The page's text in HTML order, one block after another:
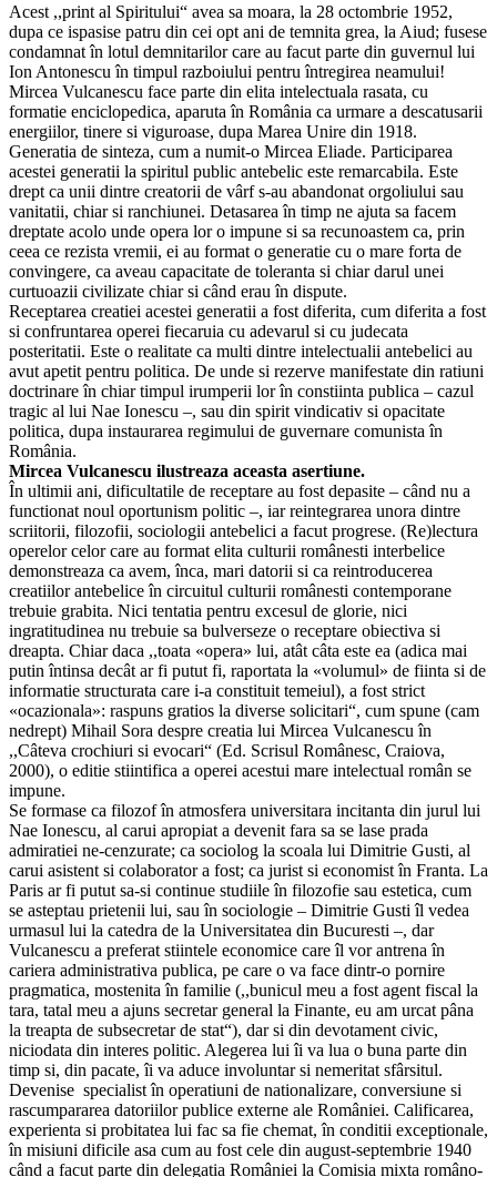
Acest ,,print al Spiritului“ avea sa moara, la 28 octombrie 1952,
dupa ce ispasise patru din cei opt ani de temnita grea, la Aiud; fusese
condamnat în lotul demnitarilor care au facut parte din guvernul lui
Ion Antonescu în timpul razboiului pentru întregirea neamului!
Mircea Vulcanescu face parte din elita intelectuala rasata, cu
formatie enciclopedica, aparuta în România ca urmare a descatusarii
energiilor, tinere si viguroase, dupa Marea Unire din 1918.
Generatia de sinteza, cum a numit-o Mircea Eliade. Participarea
acestei generatii la spiritul public antebelic este remarcabila. Este
drept ca unii dintre creatorii de vârf s-au abandonat orgoliului sau
vanitatii, chiar si ranchiunei. Detasarea în timp ne ajuta sa facem
dreptate acolo unde opera lor o impune si sa recunoastem ca, prin
ceea ce rezista vremii, ei au format o generatie cu o mare forta de
convingere, ca aveau capacitate de toleranta si chiar darul unei
curtuoazii civilizate chiar si când erau în dispute.
Receptarea creatiei acestei generatii a fost diferita, cum diferita a fost
si confruntarea operei fiecaruia cu adevarul si cu judecata
posteritatii. Este o realitate ca multi dintre intelectualii antebelici au
avut apetit pentru politica. De unde si rezerve manifestate din ratiuni
doctrinare în chiar timpul irumperii lor în constiinta publica – cazul
tragic al lui Nae Ionescu –, sau din spirit vindicativ si opacitate
politica, dupa instaurarea regimului de guvernare comunista în
România.
Mircea Vulcanescu ilustreaza aceasta asertiune.
În ultimii ani, dificultatile de receptare au fost depasite – când nu a
functionat noul oportunism politic –, iar reintegrarea unora dintre
scriitorii, filozofii, sociologii antebelici a facut progrese. (Re)lectura
operelor celor care au format elita culturii românesti interbelice
demonstreaza ca avem, înca, mari datorii si ca reintroducerea
creatiilor antebelice în circuitul culturii românesti contemporane
trebuie grabita. Nici tentatia pentru excesul de glorie, nici
ingratitudinea nu trebuie sa bulverseze o receptare obiectiva si
dreapta. Chiar daca ,,toata «opera» lui, atât câta este ea (adica mai
putin întinsa decât ar fi putut fi, raportata la «volumul» de fiinta si de
informatie structurata care i-a constituit temeiul), a fost strict
«ocazionala»: raspuns gratios la diverse solicitari“, cum spune (cam
nedrept) Mihail Sora despre creatia lui Mircea Vulcanescu în
,,Câteva crochiuri si evocari“ (Ed. Scrisul Românesc, Craiova,
2000), o editie stiintifica a operei acestui mare intelectual român se
impune.
Se formase ca filozof în atmosfera universitara incitanta din jurul lui
Nae Ionescu, al carui apropiat a devenit fara sa se lase prada
admiratiei ne-cenzurate; ca sociolog la scoala lui Dimitrie Gusti, al
carui asistent si colaborator a fost; ca jurist si economist în Franta. La
Paris ar fi putut sa-si continue studiile în filozofie sau estetica, cum
se asteptau prietenii lui, sau în sociologie – Dimitrie Gusti îl vedea
urmasul lui la catedra de la Universitatea din Bucuresti –, dar
Vulcanescu a preferat stiintele economice care îl vor antrena în
cariera administrativa publica, pe care o va face dintr-o pornire
pragmatica, mostenita în familie (,,bunicul meu a fost agent fiscal la
tara, tatal meu a ajuns secretar general la Finante, eu am urcat pâna
la treapta de subsecretar de stat“), dar si din devotament civic,
niciodata din interes politic. Alegerea lui îi va lua o buna parte din
timp si, din pacate, îi va aduce involuntar si nemeritat sfârsitul.
Devenise specialist în operatiuni de nationalizare, conversiune si
rascumpararea datoriilor publice externe ale României. Calificarea,
experienta si probitatea lui fac sa fie chemat, în conditii exceptionale,
în misiuni dificile asa cum au fost cele din august-septembrie 1940
când a facut parte din delegatia României la Comisia mixta româno-